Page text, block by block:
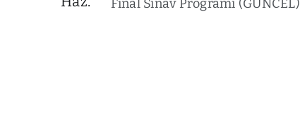
Final Sınav Programı (GÜNCEL)